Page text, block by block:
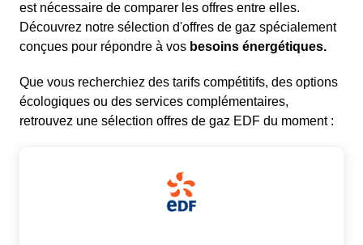
est nécessaire de comparer les offres entre elles.
Découvrez notre sélection d'offres de gaz spécialement
conçues pour répondre à vos besoins énergétiques.
Que vous recherchiez des tarifs compétitifs, des options
écologiques ou des services complémentaires,
retrouvez une sélection offres de gaz EDF du moment :